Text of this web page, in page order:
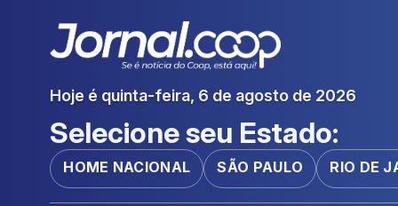
Hoje é quinta-feira, 6 de agosto de 2026
Selecione seu Estado:
HOME NACIONAL SÃO PAULO RIO DE